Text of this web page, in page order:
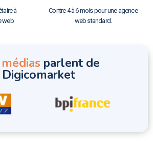
à
web
Contre 4 à 6 mois pour une agence
web standard.
parlent de
Digicomarket